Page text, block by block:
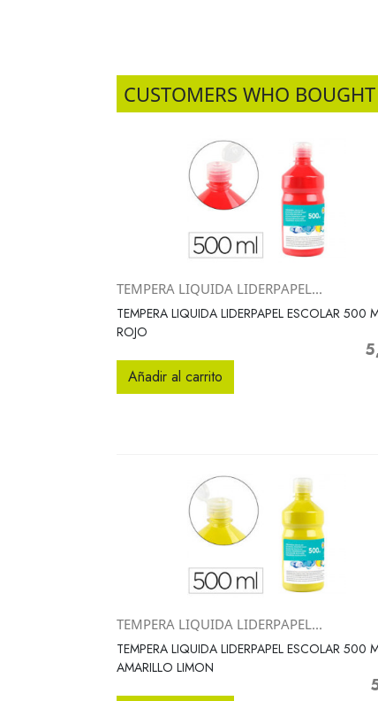
CUSTOMERS WHO
Vista rápida
TEMPERA LIQUIDA LIDERPAPEL...
TEMPERA LIQUIDA LIDERPAPEL ESCOLAR 500
ROJO
Añadir al carrito
Vista rápida
TEMPERA LIQUIDA LIDERPAPEL...
TEMPERA LIQUIDA LIDERPAPEL ESCOLAR 500
AMARILLO LIMON